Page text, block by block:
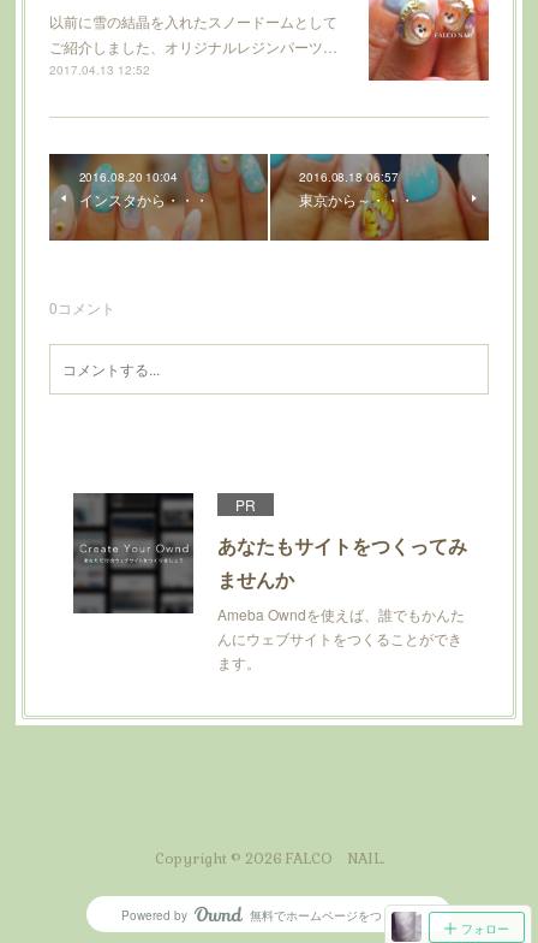
以前に雪の結晶を入れたスノードームとして
ご紹介しました、オリジナルレジンパーツ…
2017.04.13 12:52
2016.08.20 10:04
インスタから・・・
2016.08.18 06:57
東京から～・・・
0コメント
PR
あなたもサイトをつくってみ
ませんか
Ameba Owndを使えば、誰でもかんた
んにウェブサイトをつくることができ
ます。
フォロー
Copyright © 2026 FALCO NAIL.
Powered by AmebaOwnd
無料でホームページをつくろう